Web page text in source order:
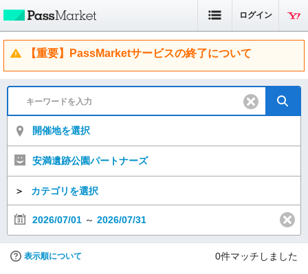
ログイン
【重要】PassMarketサービスの終了について
開催地を選択
安満遺跡公園パートナーズ
＞ カテゴリを選択
2026/07/01 ～ 2026/07/31
表示順について 0件マッチしました